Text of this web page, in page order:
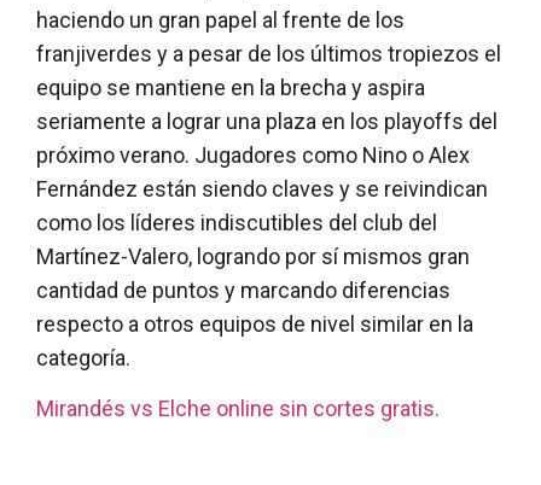
haciendo un gran papel al frente de los
franjiverdes y a pesar de los últimos tropiezos el
equipo se mantiene en la brecha y aspira
seriamente a lograr una plaza en los playoffs del
próximo verano. Jugadores como Nino o Alex
Fernández están siendo claves y se reivindican
como los líderes indiscutibles del club del
Martínez-Valero, logrando por sí mismos gran
cantidad de puntos y marcando diferencias
respecto a otros equipos de nivel similar en la
categoría.
Mirandés vs Elche online sin cortes gratis.